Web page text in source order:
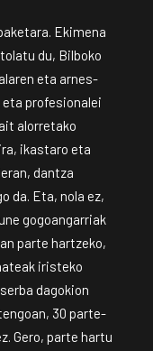
Ekimena
du, Bilboko
eta arnes-
profesionalei
alorretako
ikastaro eta
dantza
da. Eta, nola ez,
gogoangarriak
parte hartzeko,
iristeko
dagokion
30 parte-
Gero, parte hartu